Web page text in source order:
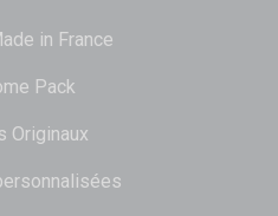
in France
Pack
Originaux